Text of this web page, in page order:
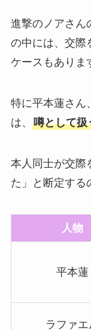
進撃のノアさん
の中には、交際
ケースもありま
特に平本蓮さん
は、 噂として扱
本人同士が交際
た」と断定する
人物
平本蓮
ラファエ